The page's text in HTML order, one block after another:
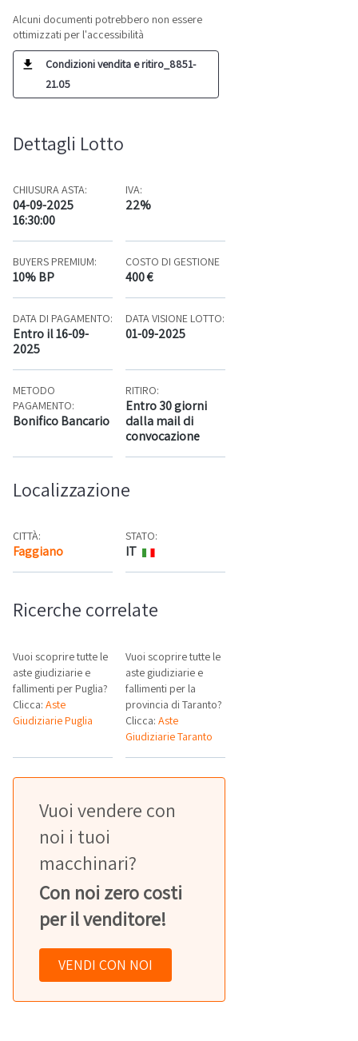
Alcuni documenti potrebbero non essere
ottimizzati per l'accessibilità
Condizioni vendita e ritiro_8851-
21.05
Dettagli Lotto
CHIUSURA ASTA:
04-09-2025
16:30:00
IVA:
22%
BUYERS PREMIUM:
10% BP
COSTO DI GESTIONE
400 €
DATA DI PAGAMENTO:
Entro il 16-09-
2025
DATA VISIONE LOTTO:
01-09-2025
METODO
PAGAMENTO:
Bonifico Bancario
RITIRO:
Entro 30 giorni
dalla mail di
convocazione
Localizzazione
CITTÀ:
Faggiano Mappa
STATO:
IT
Ricerche correlate
Vuoi scoprire tutte le
aste giudiziarie e
fallimenti per Puglia?
Clicca: Aste
Giudiziarie Puglia
Vuoi scoprire tutte le
aste giudiziarie e
fallimenti per la
provincia di Taranto?
Clicca:Aste
Giudiziarie Taranto
Vuoi vendere con
noi i tuoi
macchinari?
Con noi zero costi
per il venditore!
VENDI CON NOI